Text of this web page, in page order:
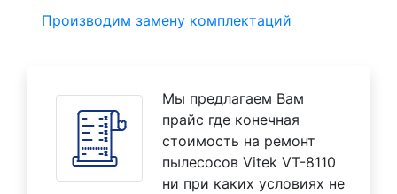
Производим замену комплектаций
Мы предлагаем Вам
прайс где конечная
стоимость на ремонт
пылесосов Vitek VT-8110
ни при каких условиях не